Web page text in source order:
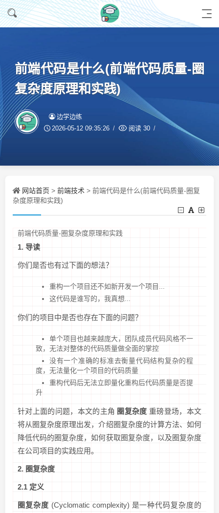
前端代码是什么(前端代码质量-圈
复杂度原理和实践)
边学边练
2026-05-12 09:35:26 阅读 30
网站首页 > 前端技术 > 前端代码是什么(前端代码质量-圈复
杂度原理和实践)
前端代码质量-圈复杂度原理和实践
1. 导读
你们是否也有过下面的想法？
重构一个项目还不如新开发一个项目...
这代码是谁写的，我真想...
你们的项目中是否也存在下面的问题？
单个项目也越来越庞大，团队成员代码风格不一
致，无法对整体的代码质量做全面的掌控
没有一个准确的标准去衡量代码结构复杂的程
度，无法量化一个项目的代码质量
重构代码后无法立即量化重构后代码质量是否提
升
针对上面的问题，本文的主角 圈复杂度 重磅登场，本文
将从圈复杂度原理出发，介绍圈复杂度的计算方法、如何
降低代码的圈复杂度，如何获取圈复杂度，以及圈复杂度
在公司项目的实践应用。
2. 圈复杂度
2.1 定义
圈复杂度 (Cyclomatic complexity) 是一种代码复杂度的